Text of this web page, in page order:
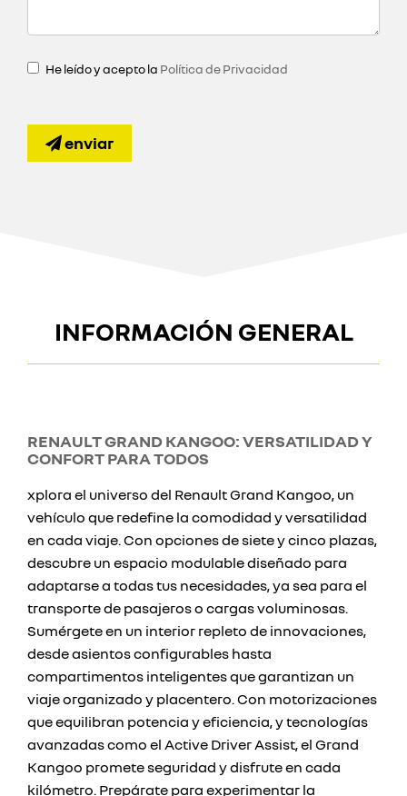
He leído y acepto la Política de Privacidad
enviar
INFORMACIÓN GENERAL
RENAULT GRAND KANGOO: VERSATILIDAD Y
CONFORT PARA TODOS
xplora el universo del Renault Grand Kangoo, un
vehículo que redefine la comodidad y versatilidad
en cada viaje. Con opciones de siete y cinco plazas,
descubre un espacio modulable diseñado para
adaptarse a todas tus necesidades, ya sea para el
transporte de pasajeros o cargas voluminosas.
Sumérgete en un interior repleto de innovaciones,
desde asientos configurables hasta
compartimentos inteligentes que garantizan un
viaje organizado y placentero. Con motorizaciones
que equilibran potencia y eficiencia, y tecnologías
avanzadas como el Active Driver Assist, el Grand
Kangoo promete seguridad y disfrute en cada
kilómetro. Prepárate para experimentar la